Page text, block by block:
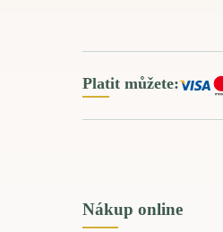
Platit můžete:
Nákup online